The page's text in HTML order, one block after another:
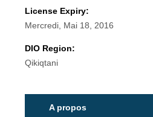
License Expiry:
Mercredi, Mai 18, 2016
DIO Region:
Qikiqtani
A propos